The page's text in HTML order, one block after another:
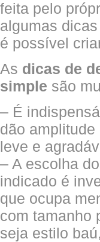
feita pelo
algumas
é possível
As dicas de
simple são
– É
dão
leve e
– A escolha
indicado é
que ocupa
com tamanho
seja estilo